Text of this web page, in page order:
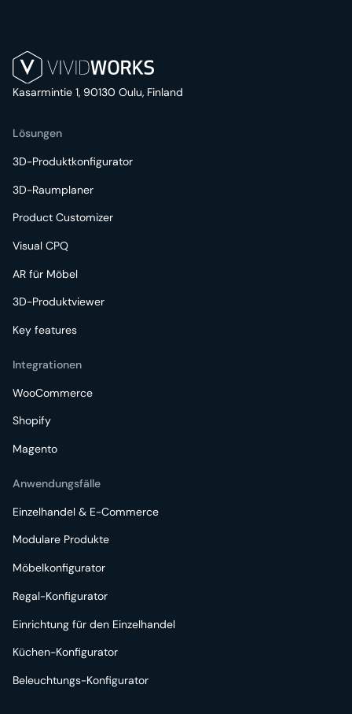
Kasarmintie 1, 90130 Oulu, Finland
Lösungen
3D-Produktkonfigurator
3D-Raumplaner
Product Customizer
Visual CPQ
AR für Möbel
3D-Produktviewer
Key features
Integrationen
WooCommerce
Shopify
Magento
Anwendungsfälle
Einzelhandel & E-Commerce
Modulare Produkte
Möbelkonfigurator
Regal-Konfigurator
Einrichtung für den Einzelhandel
Küchen-Konfigurator
Beleuchtungs-Konfigurator